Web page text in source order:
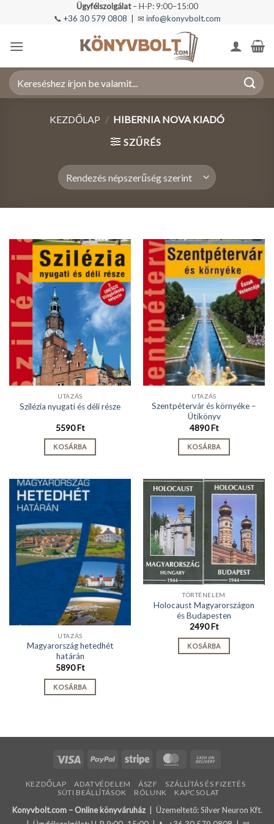
Ügyfélszolgálat– H-P: 9:00–15:00
📞 +36 30 579 0808 | ✉ info@konyvbolt.com
Keresés
a
KEZDŐLAP / HIBERNIA NOVA KIADÓ
SZŰRÉS
UTAZÁS
Szilézia nyugati és déli része
5590Ft
KOSÁRBA
UTAZÁS
Szentpétervár és környéke –
Útikönyv
4890Ft
KOSÁRBA
UTAZÁS
Magyarország hetedhét
határán
5890Ft
KOSÁRBA
TÖRTÉNELEM
Holocaust Magyarországon
és Budapesten
2490Ft
KOSÁRBA
Visa PayPal Stripe MasterCard
Delivery
KEZDŐLAP ADATVÉDELEM ÁSZF
SZÁLLÍTÁS ÉS FIZETÉS
SÜTI BEÁLLÍTÁSOK
RÓLUNK KAPCSOLAT
Konyvbolt.com – Online könyváruház| Üzemeltető: Silver Neuron Kft.